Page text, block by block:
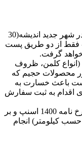
با توجه به قرار گیری فروشگاه پرنس شو در شهر جدید اندیشه(30
فقط از دو طریق پست
گرفت.
کلمن، ظروف
محصولات حجیم که
باعث خسارت به
اقدام به ثبت سفارش
محاسبه هزینه پیک درون شهری بر اساس نرخ نامه 1400 اسنپ و بر
کیلومتر) انجام